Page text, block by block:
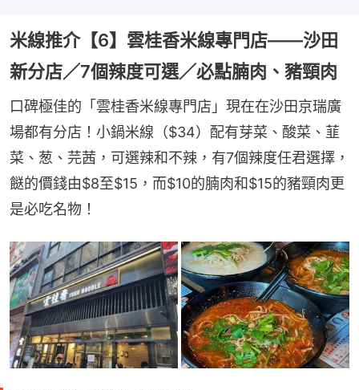
米線推介【6】雲桂香米線專門店——沙田
新分店／7個辣度可選／必點腩肉、豬頸肉
口碑極佳的「雲桂香米線專門店」現在在沙田京瑞廣
場都有分店！小鍋米線（$34）配有芽菜、酸菜、韮
菜、葱、芫茜，可選辣和不辣，有7個辣度任君選擇，
餸的價錢由$8至$15，而$10的腩肉和$15的豬頸肉更
是必吃名物！